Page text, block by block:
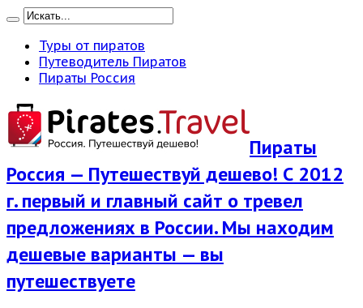
Туры от пиратов
Путеводитель Пиратов
Пираты Россия
Пираты
Россия — Путешествуй дешево! С 2012
г. первый и главный сайт о тревел
предложениях в России. Мы находим
дешевые варианты — вы
путешествуете